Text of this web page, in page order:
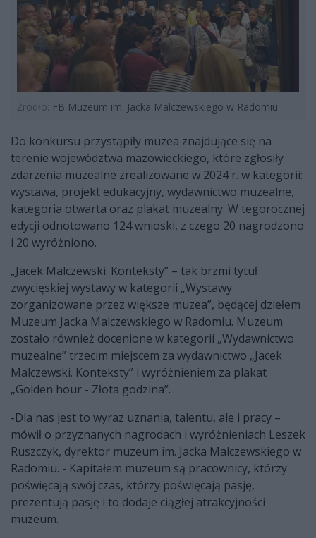
Źródło: FB Muzeum im. Jacka Malczewskiego w Radomiu
Do konkursu przystąpiły muzea znajdujące się na
terenie województwa mazowieckiego, które zgłosiły
zdarzenia muzealne zrealizowane w 2024 r. w kategorii:
wystawa, projekt edukacyjny, wydawnictwo muzealne,
kategoria otwarta oraz plakat muzealny. W tegorocznej
edycji odnotowano 124 wnioski, z czego 20 nagrodzono
i 20 wyróżniono.
„Jacek Malczewski. Konteksty” – tak brzmi tytuł
zwycięskiej wystawy w kategorii „Wystawy
zorganizowane przez większe muzea”, będącej dziełem
Muzeum Jacka Malczewskiego w Radomiu. Muzeum
zostało również docenione w kategorii „Wydawnictwo
muzealne” trzecim miejscem za wydawnictwo „Jacek
Malczewski. Konteksty” i wyróżnieniem za plakat
„Golden hour - Złota godzina”.
-Dla nas jest to wyraz uznania, talentu, ale i pracy –
mówił o przyznanych nagrodach i wyróżnieniach Leszek
Ruszczyk, dyrektor muzeum im. Jacka Malczewskiego w
Radomiu. - Kapitałem muzeum są pracownicy, którzy
poświęcają swój czas, którzy poświęcają pasję,
prezentują pasję i to dodaje ciągłej atrakcyjności
muzeum.